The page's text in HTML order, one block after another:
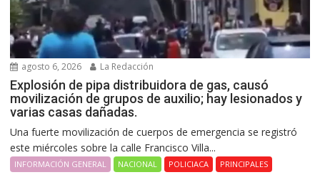
agosto 6, 2026 La Redacción
Explosión de pipa distribuidora de gas, causó
movilización de grupos de auxilio; hay lesionados y
varias casas dañadas.
Una fuerte movilización de cuerpos de emergencia se registró
este miércoles sobre la calle Francisco Villa...
INFORMACIÓN GENERAL NACIONAL POLICIACA PRINCIPALES